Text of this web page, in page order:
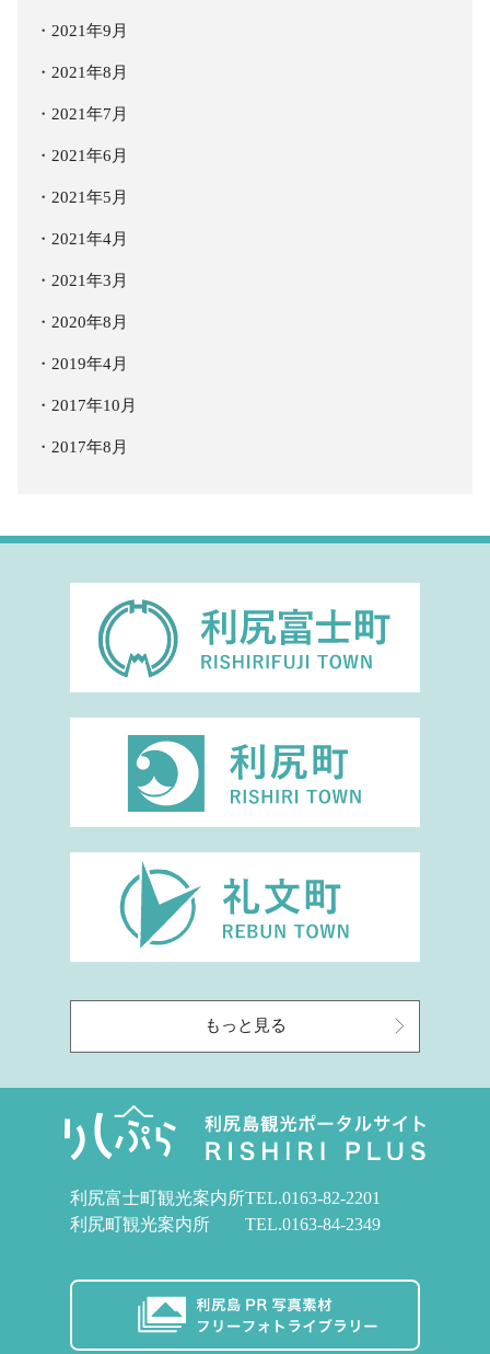
2021年9月
2021年8月
2021年7月
2021年6月
2021年5月
2021年4月
2021年3月
2020年8月
2019年4月
2017年10月
2017年8月
もっと見る
利尻富士町観光案内所TEL.0163-82-2201
利尻町観光案内所
TEL.0163-84-2349